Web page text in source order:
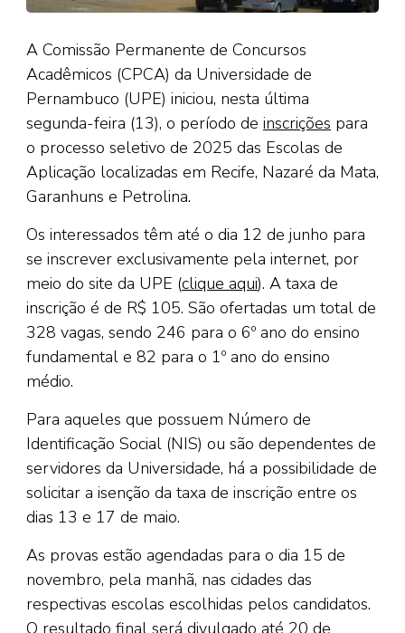
A Comissão Permanente de Concursos
Acadêmicos (CPCA) da Universidade de
Pernambuco (UPE) iniciou, nesta última
segunda-feira (13), o período de inscrições para
o processo seletivo de 2025 das Escolas de
Aplicação localizadas em Recife, Nazaré da Mata,
Garanhuns e Petrolina.
Os interessados têm até o dia 12 de junho para
se inscrever exclusivamente pela internet, por
meio do site da UPE (clique aqui). A taxa de
inscrição é de R$ 105. São ofertadas um total de
328 vagas, sendo 246 para o 6º ano do ensino
fundamental e 82 para o 1º ano do ensino
médio.
Para aqueles que possuem Número de
Identificação Social (NIS) ou são dependentes de
servidores da Universidade, há a possibilidade de
solicitar a isenção da taxa de inscrição entre os
dias 13 e 17 de maio.
As provas estão agendadas para o dia 15 de
novembro, pela manhã, nas cidades das
respectivas escolas escolhidas pelos candidatos.
O resultado final será divulgado até 20 de